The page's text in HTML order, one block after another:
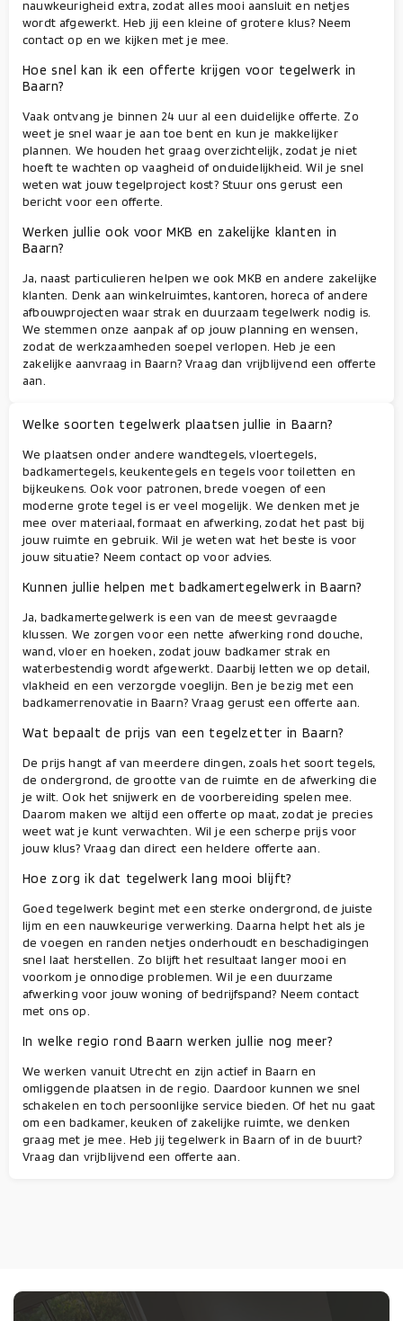
nauwkeurigheid extra, zodat alles mooi aansluit en netjes
wordt afgewerkt. Heb jij een kleine of grotere klus? Neem
contact op en we kijken met je mee.
Hoe snel kan ik een offerte krijgen voor tegelwerk in
Baarn?
Vaak ontvang je binnen 24 uur al een duidelijke offerte. Zo
weet je snel waar je aan toe bent en kun je makkelijker
plannen. We houden het graag overzichtelijk, zodat je niet
hoeft te wachten op vaagheid of onduidelijkheid. Wil je snel
weten wat jouw tegelproject kost? Stuur ons gerust een
bericht voor een offerte.
Werken jullie ook voor MKB en zakelijke klanten in
Baarn?
Ja, naast particulieren helpen we ook MKB en andere zakelijke
klanten. Denk aan winkelruimtes, kantoren, horeca of andere
afbouwprojecten waar strak en duurzaam tegelwerk nodig is.
We stemmen onze aanpak af op jouw planning en wensen,
zodat de werkzaamheden soepel verlopen. Heb je een
zakelijke aanvraag in Baarn? Vraag dan vrijblijvend een offerte
aan.
Welke soorten tegelwerk plaatsen jullie in Baarn?
We plaatsen onder andere wandtegels, vloertegels,
badkamertegels, keukentegels en tegels voor toiletten en
bijkeukens. Ook voor patronen, brede voegen of een
moderne grote tegel is er veel mogelijk. We denken met je
mee over materiaal, formaat en afwerking, zodat het past bij
jouw ruimte en gebruik. Wil je weten wat het beste is voor
jouw situatie? Neem contact op voor advies.
Kunnen jullie helpen met badkamertegelwerk in Baarn?
Ja, badkamertegelwerk is een van de meest gevraagde
klussen. We zorgen voor een nette afwerking rond douche,
wand, vloer en hoeken, zodat jouw badkamer strak en
waterbestendig wordt afgewerkt. Daarbij letten we op detail,
vlakheid en een verzorgde voeglijn. Ben je bezig met een
badkamerrenovatie in Baarn? Vraag gerust een offerte aan.
Wat bepaalt de prijs van een tegelzetter in Baarn?
De prijs hangt af van meerdere dingen, zoals het soort tegels,
de ondergrond, de grootte van de ruimte en de afwerking die
je wilt. Ook het snijwerk en de voorbereiding spelen mee.
Daarom maken we altijd een offerte op maat, zodat je precies
weet wat je kunt verwachten. Wil je een scherpe prijs voor
jouw klus? Vraag dan direct een heldere offerte aan.
Hoe zorg ik dat tegelwerk lang mooi blijft?
Goed tegelwerk begint met een sterke ondergrond, de juiste
lijm en een nauwkeurige verwerking. Daarna helpt het als je
de voegen en randen netjes onderhoudt en beschadigingen
snel laat herstellen. Zo blijft het resultaat langer mooi en
voorkom je onnodige problemen. Wil je een duurzame
afwerking voor jouw woning of bedrijfspand? Neem contact
met ons op.
In welke regio rond Baarn werken jullie nog meer?
We werken vanuit Utrecht en zijn actief in Baarn en
omliggende plaatsen in de regio. Daardoor kunnen we snel
schakelen en toch persoonlijke service bieden. Of het nu gaat
om een badkamer, keuken of zakelijke ruimte, we denken
graag met je mee. Heb jij tegelwerk in Baarn of in de buurt?
Vraag dan vrijblijvend een offerte aan.